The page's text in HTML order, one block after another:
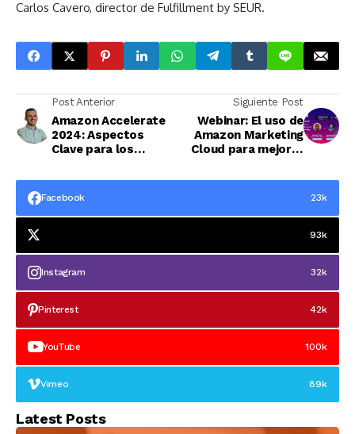
Carlos Cavero, director de Fulfillment by SEUR.
Post Anterior
Amazon Accelerate
2024: Aspectos
Clave para los
Siguiente Post
Webinar: El uso de
Amazon Marketing
Cloud para mejorar
durante Black Friday
Facebook 23k
93k
Instagram 32k
Pinterest 42k
YouTube 100k
Vimeo 89k
Latest Posts